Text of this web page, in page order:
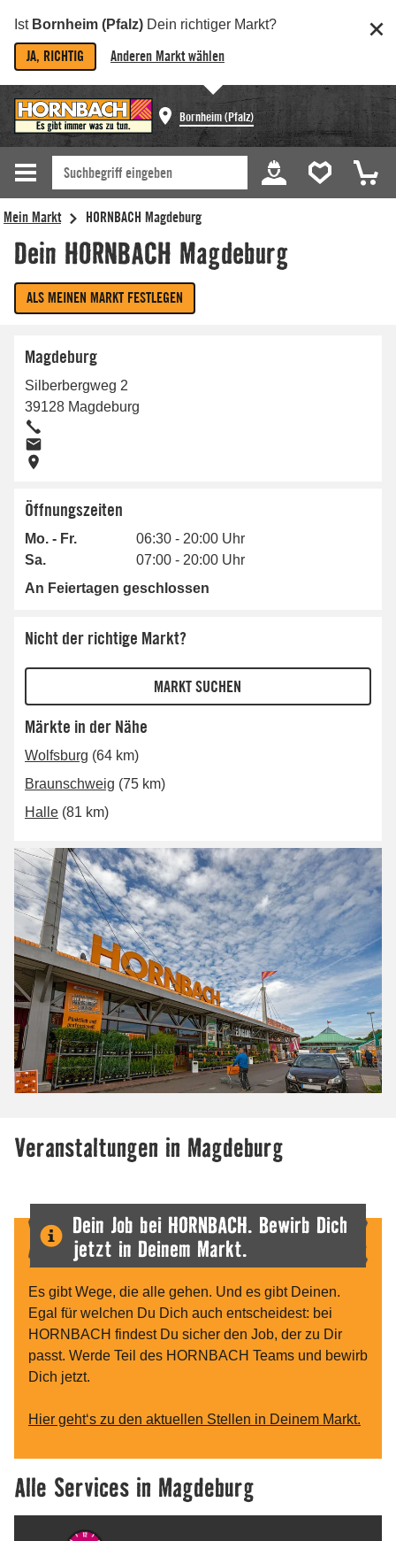
Ist Bornheim (Pfalz) Dein richtiger Markt?
JA, RICHTIG Anderen Markt wählen
Bornheim (Pfalz)
Magdeburg
Silberbergweg 2
39128 Magdeburg
Öffnungszeiten
Mo. - Fr.
06:30 - 20:00 Uhr
Sa.
07:00 - 20:00 Uhr
An Feiertagen geschlossen
Nicht der richtige Markt?
Märkte in der Nähe
Wolfsburg (64 km)
Braunschweig (75 km)
Halle (81 km)